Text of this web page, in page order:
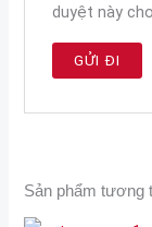
duyệt này
Sản phẩm tương